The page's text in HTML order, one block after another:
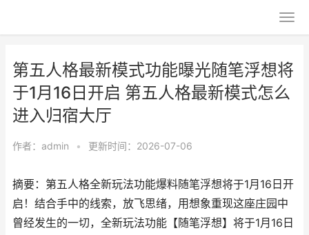
第五人格最新模式功能曝光随笔浮想将
于1月16日开启 第五人格最新模式怎么
进入归宿大厅
作者： admin • 更新时间：2026-07-06
摘要：第五人格全新玩法功能爆料随笔浮想将于1月16日开
启！结合手中的线索，放飞思绪，用想象重现这座庄园中
曾经发生的一切，全新玩法功能【随笔浮想】将于1月16日